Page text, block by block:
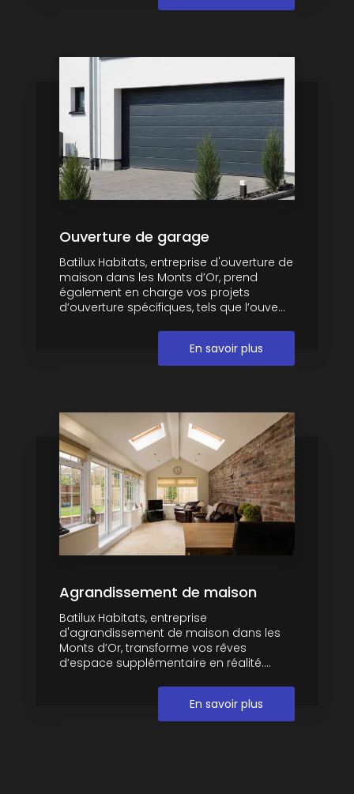
Ouverture de garage
Batilux Habitats, entreprise d'ouverture de
maison dans les Monts d’Or, prend
également en charge vos projets
d’ouverture spécifiques, tels que l’ouve...
En savoir plus
Agrandissement de maison
Batilux Habitats, entreprise
d'agrandissement de maison dans les
Monts d’Or, transforme vos rêves
d’espace supplémentaire en réalité....
En savoir plus